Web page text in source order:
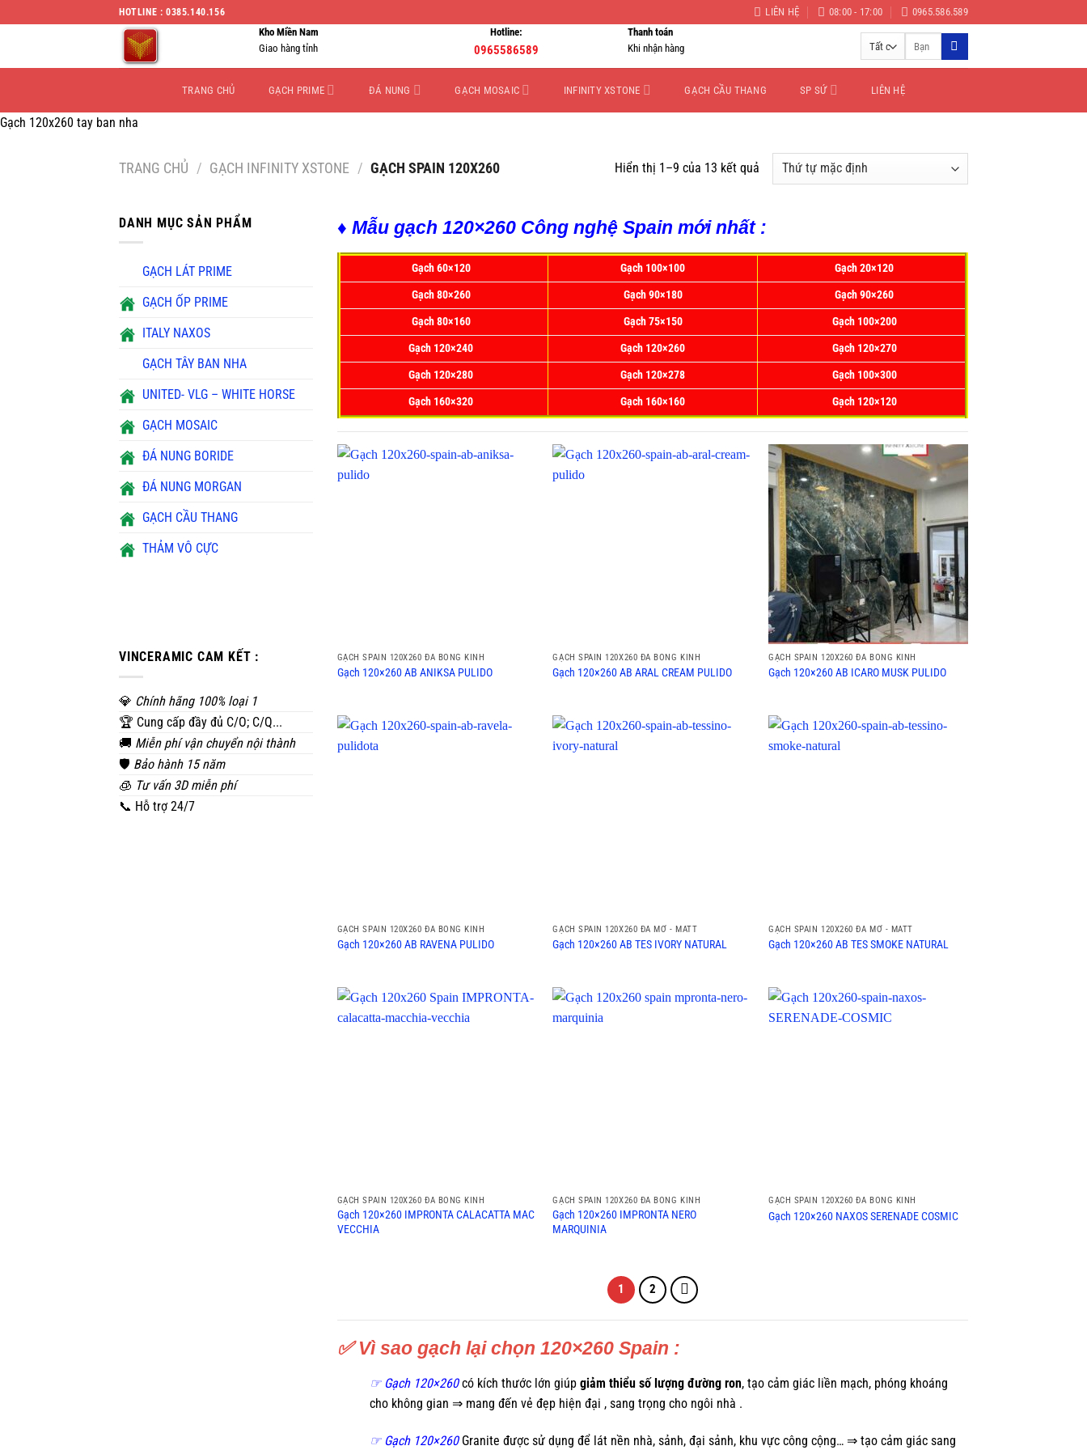
đến
dung
HOTLINE : 0385.140.156 LIÊN HỆ 08:00 - 17:00
0965.586.589
Kho Miền Nam
Giao hàng tỉnh
Hotline:
0965586589
Thanh toán
Khi nhận hàng
kiếm:
TRANG CHỦ GẠCH PRIME ĐÁ NUNG GẠCH MOSAIC INFINITY XSTONE GẠCH CẦU THANG SP SỨ LIÊN HỆ
Gạch 120x260 tay ban nha
TRANG CHỦ / GẠCH INFINITY XSTONE / GẠCH SPAIN 120X260 Hiển thị 1–9 của 13 kết quả
DANH MỤC SẢN PHẨM
GẠCH LÁT PRIME
GẠCH ỐP PRIME
ITALY NAXOS
GẠCH TÂY BAN NHA
UNITED- VLG – WHITE HORSE
GẠCH MOSAIC
ĐÁ NUNG BORIDE
ĐÁ NUNG MORGAN
GẠCH CẦU THANG
THẢM VÔ CỰC
VINCERAMIC CAM KẾT :
💎 Chính hãng 100% loại 1
🏆 Cung cấp đầy đủ C/O; C/Q...
🚚 Miễn phí vận chuyển nội thành
🛡️ Bảo hành 15 năm
🧊 Tư vấn 3D miễn phí
📞 Hỗ trợ 24/7
♦ Mẫu gạch 120×260 Công nghệ Spain mới nhất :
Gạch 60×120 Gạch 100×100
Gạch 20×120
Gạch 80×260
Gạch 90×180
Gạch 90×260
Gạch 80×160
Gạch 75×150
Gạch 100×200
Gạch 120×240
Gạch 120×260
Gạch 120×270
Gạch 120×280
Gạch 120×278
Gạch 100×300
Gạch 160×320
Gạch 160×160 Gạch 120×120
GẠCH SPAIN 120X260 ĐÁ BÓNG KÍNH
Gạch 120×260 AB ANIKSA PULIDO
GẠCH SPAIN 120X260 ĐÁ BÓNG KÍNH
Gạch 120×260 AB ARAL CREAM PULIDO
GẠCH SPAIN 120X260 ĐÁ BÓNG KÍNH
Gạch 120×260 AB ICARO MUSK PULIDO
GẠCH SPAIN 120X260 ĐÁ BÓNG KÍNH
Gạch 120×260 AB RAVENA PULIDO
GẠCH SPAIN 120X260 ĐÁ MỜ - MATT
Gạch 120×260 AB TES IVORY NATURAL
GẠCH SPAIN 120X260 ĐÁ MỜ - MATT
Gạch 120×260 AB TES SMOKE NATURAL
GẠCH SPAIN 120X260 ĐÁ BÓNG KÍNH
Gạch 120×260 IMPRONTA CALACATTA MAC
VECCHIA
GẠCH SPAIN 120X260 ĐÁ BÓNG KÍNH
Gạch 120×260 IMPRONTA NERO
MARQUINIA
GẠCH SPAIN 120X260 ĐÁ BÓNG KÍNH
Gạch 120×260 NAXOS SERENADE COSMIC
1 2
✅ Vì sao gạch lại chọn 120×260 Spain :
☞ Gạch 120×260có kích thước lớn giúp giảm thiểu số lượng đường ron, tạo cảm giác liền mạch, phóng khoáng
cho không gian ⇒ mang đến vẻ đẹp hiện đại , sang trọng cho ngôi nhà .
☞ Gạch 120×260Granite được sử dụng để lát nền nhà, sảnh, đại sảnh, khu vực công cộng… ⇒ tạo cảm giác sang